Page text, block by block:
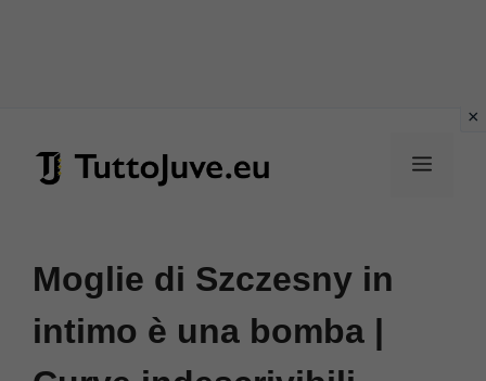
Menu
Moglie di Szczesny in
intimo è una bomba |